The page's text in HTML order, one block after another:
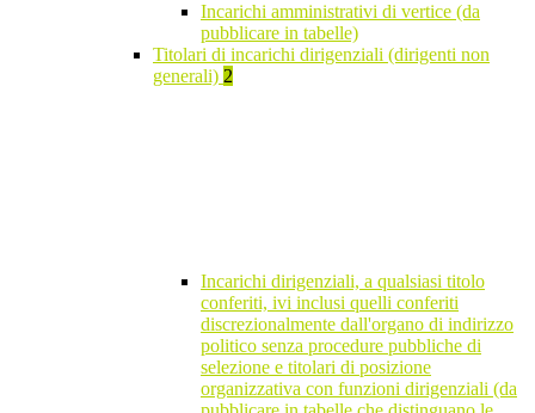
Incarichi amministrativi di vertice (da
pubblicare in tabelle)
Titolari di incarichi dirigenziali (dirigenti non
generali) 2
Incarichi dirigenziali, a qualsiasi titolo
conferiti, ivi inclusi quelli conferiti
discrezionalmente dall'organo di indirizzo
politico senza procedure pubbliche di
selezione e titolari di posizione
organizzativa con funzioni dirigenziali (da